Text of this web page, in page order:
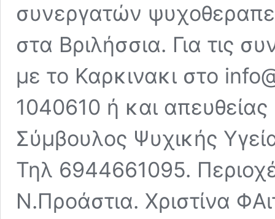
συνεργατών
στα Βριλήσσια. Για τις
με το Καρκινακι στο
1040610 ή και
Σύμβουλος Ψυχικής
Τηλ 6944661095.
Ν.Προάστια. Χριστίνα